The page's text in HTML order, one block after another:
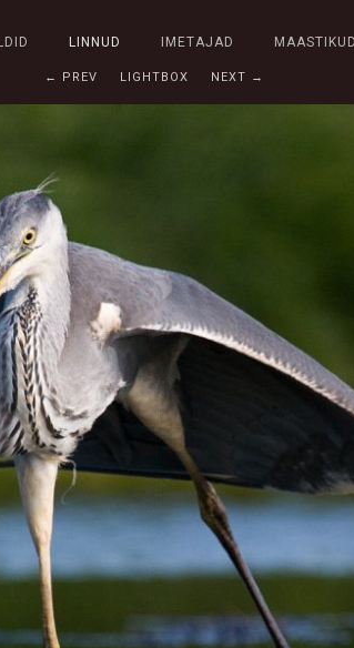
LINNUD IMETAJAD MAASTIKUD
← PREV LIGHTBOX NEXT →